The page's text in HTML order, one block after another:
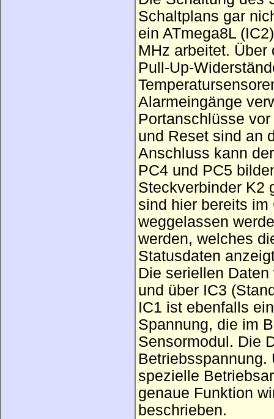
Schaltplans gar
ein ATmega8L
MHz arbeitet.
Pull-Up-
Alarmeingänge
Portanschlüsse
und Reset sind an
Anschluss kann
PC4 und PC5
Steckverbinder K2
sind hier bereits
weggelassen
werden, welches
Statusdaten
Die seriellen
und über IC3
IC1 ist ebenfalls
Spannung, die im
Sensormodul. Die
Betriebsspannung.
spezielle
genaue Funktion
beschrieben.